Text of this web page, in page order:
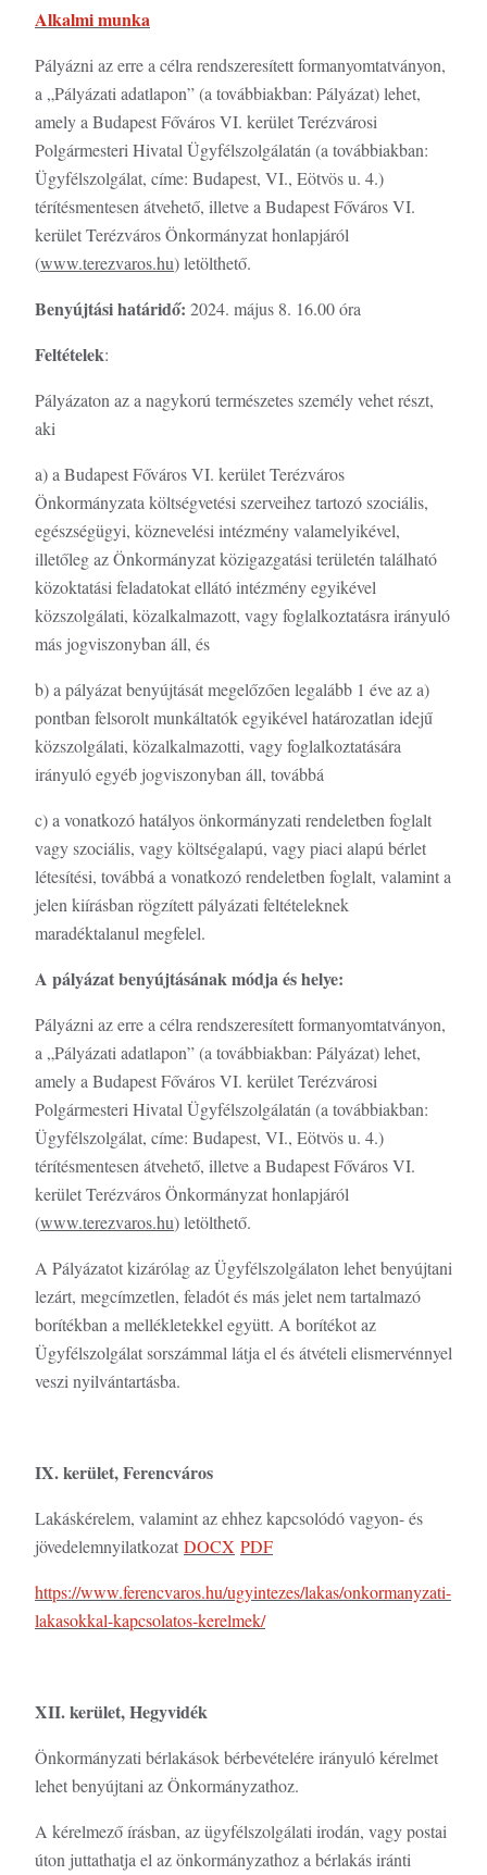
Alkalmi munka
Pályázni az erre a célra rendszeresített formanyomtatványon,
a „Pályázati adatlapon” (a továbbiakban: Pályázat) lehet,
amely a Budapest Főváros VI. kerület Terézvárosi
Polgármesteri Hivatal Ügyfélszolgálatán (a továbbiakban:
Ügyfélszolgálat, címe: Budapest, VI., Eötvös u. 4.)
térítésmentesen átvehető, illetve a Budapest Főváros VI.
kerület Terézváros Önkormányzat honlapjáról
(www.terezvaros.hu) letölthető.
Benyújtási határidő: 2024. május 8. 16.00 óra
Feltételek:
Pályázaton az a nagykorú természetes személy vehet részt,
aki
a) a Budapest Főváros VI. kerület Terézváros
Önkormányzata költségvetési szerveihez tartozó szociális,
egészségügyi, köznevelési intézmény valamelyikével,
illetőleg az Önkormányzat közigazgatási területén található
közoktatási feladatokat ellátó intézmény egyikével
közszolgálati, közalkalmazott, vagy foglalkoztatásra irányuló
más jogviszonyban áll, és
b) a pályázat benyújtását megelőzően legalább 1 éve az a)
pontban felsorolt munkáltatók egyikével határozatlan idejű
közszolgálati, közalkalmazotti, vagy foglalkoztatására
irányuló egyéb jogviszonyban áll, továbbá
c) a vonatkozó hatályos önkormányzati rendeletben foglalt
vagy szociális, vagy költségalapú, vagy piaci alapú bérlet
létesítési, továbbá a vonatkozó rendeletben foglalt, valamint a
jelen kiírásban rögzített pályázati feltételeknek
maradéktalanul megfelel.
A pályázat benyújtásának módja és helye:
Pályázni az erre a célra rendszeresített formanyomtatványon,
a „Pályázati adatlapon” (a továbbiakban: Pályázat) lehet,
amely a Budapest Főváros VI. kerület Terézvárosi
Polgármesteri Hivatal Ügyfélszolgálatán (a továbbiakban:
Ügyfélszolgálat, címe: Budapest, VI., Eötvös u. 4.)
térítésmentesen átvehető, illetve a Budapest Főváros VI.
kerület Terézváros Önkormányzat honlapjáról
(www.terezvaros.hu) letölthető.
A Pályázatot kizárólag az Ügyfélszolgálaton lehet benyújtani
lezárt, megcímzetlen, feladót és más jelet nem tartalmazó
borítékban a mellékletekkel együtt. A borítékot az
Ügyfélszolgálat sorszámmal látja el és átvételi elismervénnyel
veszi nyilvántartásba.
IX. kerület, Ferencváros
Lakáskérelem, valamint az ehhez kapcsolódó vagyon- és
jövedelemnyilatkozat DOCX PDF
https://www.ferencvaros.hu/ugyintezes/lakas/onkormanyzati-
lakasokkal-kapcsolatos-kerelmek/
XII. kerület, Hegyvidék
Önkormányzati bérlakások bérbevételére irányuló kérelmet
lehet benyújtani az Önkormányzathoz.
A kérelmező írásban, az ügyfélszolgálati irodán, vagy postai
úton juttathatja el az önkormányzathoz a bérlakás iránti